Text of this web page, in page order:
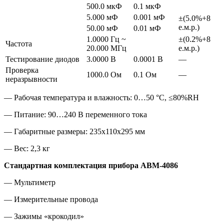
500.0 мкФ
0.1 мкФ
5.000 мФ
0.001 мФ
±(5.0%+8
е.м.р.)
50.00 мФ
0.01 мФ
Частота
1.0000 Гц ~
20.000 МГц
±(0.2%+8
е.м.р.)
Тестирование диодов
3.0000 В 0.0001 В
—
Проверка
неразрывности
1000.0 Ом 0.1 Ом —
— Рабочая температура и влажность: 0…50 °C, ≤80%RH
— Питание: 90…240 В переменного тока
— Габаритные размеры: 235x110x295 мм
— Вес: 2,3 кг
Стандартная комплектация прибора АВМ-4086
— Мультиметр
— Измерительные провода
— Зажимы «крокодил»